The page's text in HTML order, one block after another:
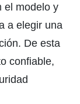
el modelo y
a elegir una
De esta
confiable,